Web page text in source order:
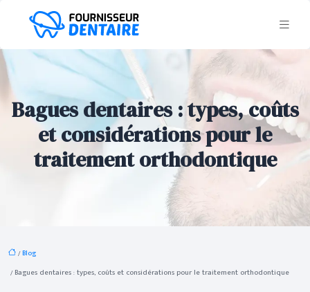
Bagues dentaires : types, coûts
et considérations pour le
traitement orthodontique
/Blog
/ Bagues dentaires : types, coûts et considérations pour le traitement orthodontique